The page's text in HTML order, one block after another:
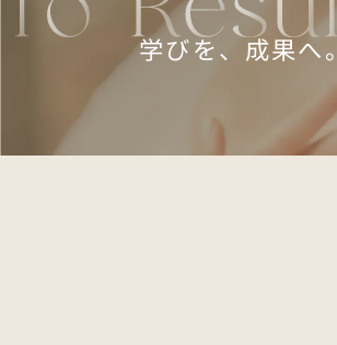
学びを、成果へ。